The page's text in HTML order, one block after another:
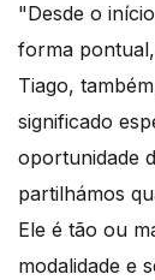
"Desde o
forma
Tiago,
significado
oportunidade
partilhámos
Ele é tão ou
modalidade e